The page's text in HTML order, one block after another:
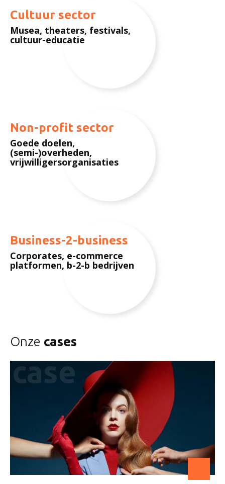
Cultuur sector
Musea, theaters, festivals,
cultuur-educatie
Non-profit sector
Goede doelen,
(semi-)overheden,
vrijwilligersorganisaties
Business-2-business
Corporates, e-commerce
platformen, b-2-b bedrijven
Onze cases
case